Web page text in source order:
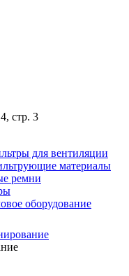
стр. 3
для вентиляции
материалы
ремни
оборудование